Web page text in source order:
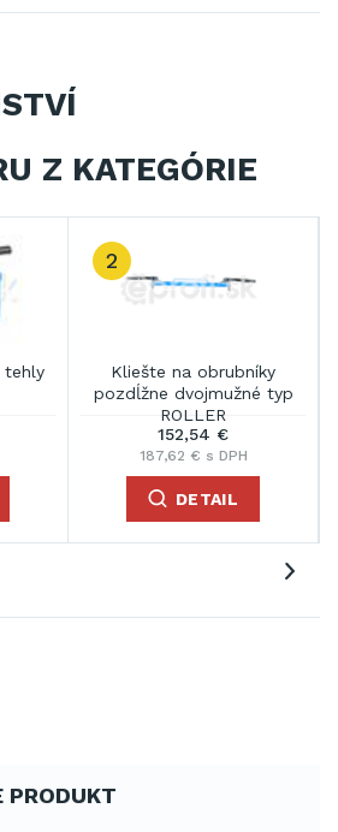
Z KATEGÓRIE
tehly
2
Kliešte na obrubníky
pozdĺžne dvojmužné typ
ROLLER
152,54 €
187,62 € s DPH
DETAIL
PRODUKT